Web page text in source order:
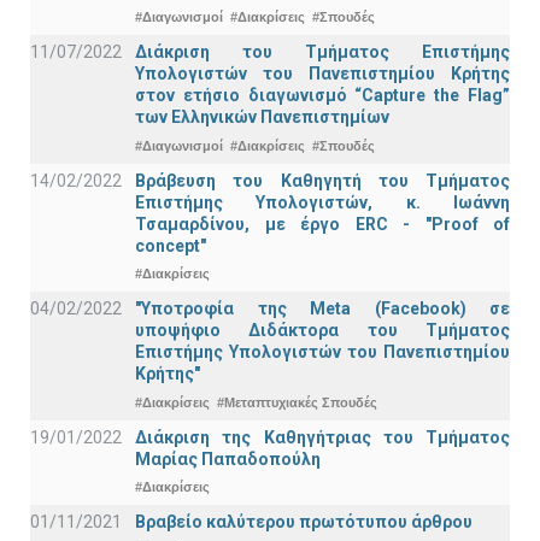
#Διαγωνισμοί #Διακρίσεις #Σπουδές
11/07/2022
Διάκριση του Τμήματος Επιστήμης
Υπολογιστών του Πανεπιστημίου Κρήτης
στον ετήσιο διαγωνισμό “Capture the Flag”
των Ελληνικών Πανεπιστημίων
#Διαγωνισμοί #Διακρίσεις #Σπουδές
14/02/2022
Βράβευση του Καθηγητή του Τμήματος
Επιστήμης Υπολογιστών, κ. Ιωάννη
Τσαμαρδίνου, με έργο ERC - "Proof of
concept"
#Διακρίσεις
04/02/2022
"Υποτροφία της Meta (Facebook) σε
υποψήφιο Διδάκτορα του Τμήματος
Επιστήμης Υπολογιστών του Πανεπιστημίου
Κρήτης"
#Διακρίσεις #Μεταπτυχιακές Σπουδές
19/01/2022
Διάκριση της Καθηγήτριας του Τμήματος
Μαρίας Παπαδοπούλη
#Διακρίσεις
01/11/2021 Bραβείο καλύτερου πρωτότυπου άρθρου